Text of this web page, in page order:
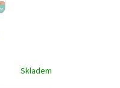
Skladem